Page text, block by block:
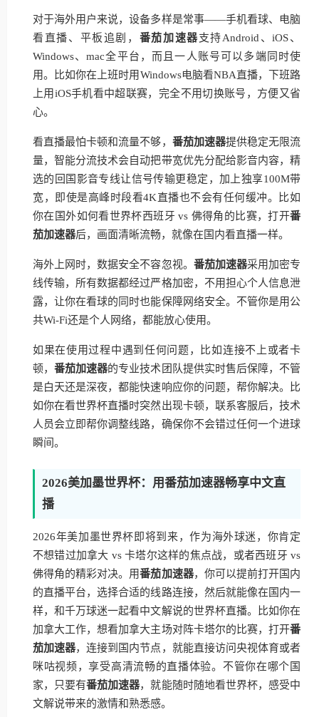
对于海外用户来说，设备多样是常事——手机看球、电脑
看直播、平板追剧， 番茄加速器支持Android、iOS、
Windows、mac全平台，而且一人账号可以多端同时使
用。比如你在上班时用Windows电脑看NBA直播，下班路
上用iOS手机看中超联赛，完全不用切换账号，方便又省
心。
看直播最怕卡顿和流量不够， 番茄加速器提供稳定无限流
量，智能分流技术会自动把带宽优先分配给影音内容，精
选的回国影音专线让信号传输更稳定，加上独享100M带
宽，即使是高峰时段看4K直播也不会有任何缓冲。比如
你在国外如何看世界杯西班牙 vs 佛得角的比赛，打开番
茄加速器后，画面清晰流畅，就像在国内看直播一样。
海外上网时，数据安全不容忽视。 番茄加速器采用加密专
线传输，所有数据都经过严格加密，不用担心个人信息泄
露，让你在看球的同时也能保障网络安全。不管你是用公
共Wi-Fi还是个人网络，都能放心使用。
如果在使用过程中遇到任何问题，比如连接不上或者卡
顿，番茄加速器的专业技术团队提供实时售后保障，不管
是白天还是深夜，都能快速响应你的问题，帮你解决。比
如你在看世界杯直播时突然出现卡顿，联系客服后，技术
人员会立即帮你调整线路，确保你不会错过任何一个进球
瞬间。
2026美加墨世界杯：用番茄加速器畅享中文直
播
2026年美加墨世界杯即将到来，作为海外球迷，你肯定
不想错过加拿大 vs 卡塔尔这样的焦点战，或者西班牙 vs
佛得角的精彩对决。用番茄加速器，你可以提前打开国内
的直播平台，选择合适的线路连接，然后就能像在国内一
样，和千万球迷一起看中文解说的世界杯直播。比如你在
加拿大工作，想看加拿大主场对阵卡塔尔的比赛，打开番
茄加速器，连接到国内节点，就能直接访问央视体育或者
咪咕视频，享受高清流畅的直播体验。不管你在哪个国
家，只要有番茄加速器，就能随时随地看世界杯，感受中
文解说带来的激情和熟悉感。